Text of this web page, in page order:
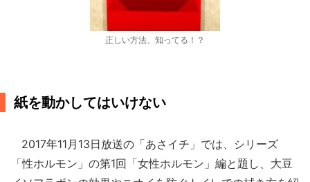
正しい方法、知ってる！？
紙を動かしてはいけない
2017年11月13日放送の「あさイチ」では、シリーズ
「性ホルモン」の第1回「女性ホルモン」編と題し、大豆